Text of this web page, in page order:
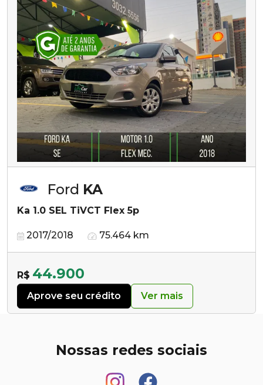
Ford KA
Ka 1.0 SEL TiVCT Flex 5p
2017/2018 75.464 km
R$ 44.900
Aprove seu crédito Ver mais
Nossas redes sociais